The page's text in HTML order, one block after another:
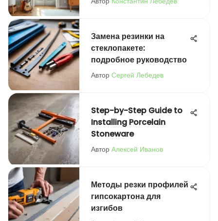
Замена резинки на
стеклопакете:
подробное руководство
Автор Сергей Лебедев
Step-by-Step Guide to
Installing Porcelain
Stoneware
Автор Алексей Иванов
Методы резки профилей
гипсокартона для
изгибов